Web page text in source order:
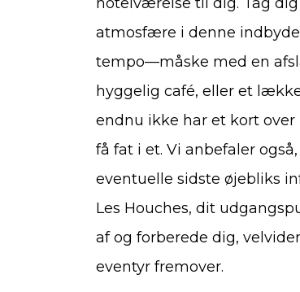
atmosfære i denne
tempo—måske med en
hyggelig café, eller et
endnu ikke har et kort
få fat i et. Vi anbefaler
eventuelle sidste øjebliks
Les Houches, dit
af og forberede dig,
eventyr fremover.